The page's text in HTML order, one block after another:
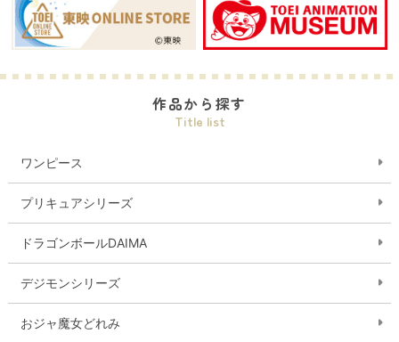
作品から探す
Title list
ワンピース
プリキュアシリーズ
ドラゴンボールDAIMA
デジモンシリーズ
おジャ魔女どれみ